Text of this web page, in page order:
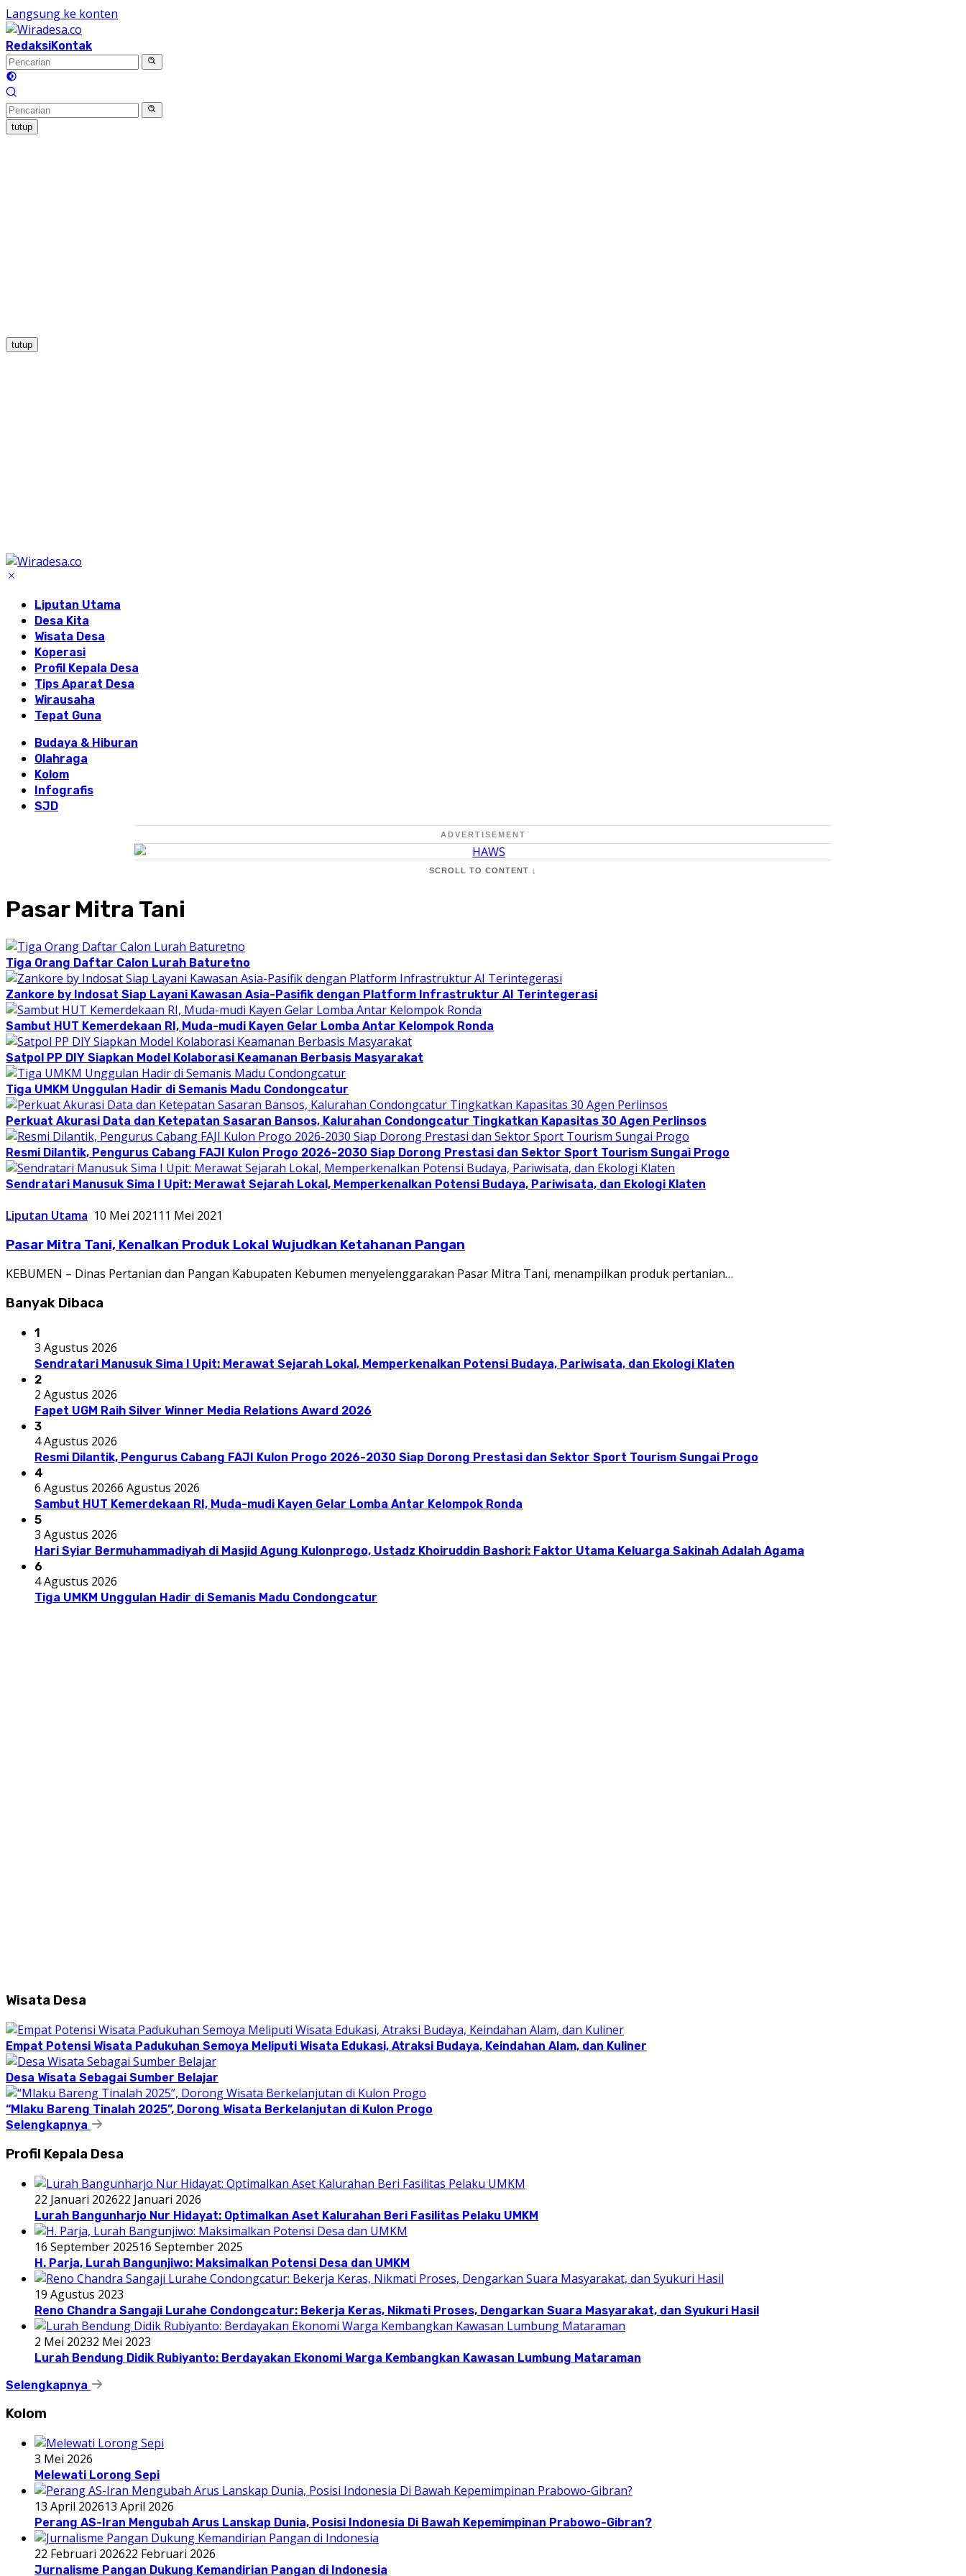
Langsung ke konten
RedaksiKontak
tutup
tutup
Liputan Utama
Desa Kita
Wisata Desa
Koperasi
Profil Kepala Desa
Tips Aparat Desa
Wirausaha
Tepat Guna
Budaya & Hiburan
Olahraga
Kolom
Infografis
SJD
ADVERTISEMENT
SCROLL TO CONTENT ↓
Pasar Mitra Tani
Tiga Orang Daftar Calon Lurah Baturetno
Zankore by Indosat Siap Layani Kawasan Asia-Pasifik dengan Platform Infrastruktur AI Terintegerasi
Sambut HUT Kemerdekaan RI, Muda-mudi Kayen Gelar Lomba Antar Kelompok Ronda
Satpol PP DIY Siapkan Model Kolaborasi Keamanan Berbasis Masyarakat
Tiga UMKM Unggulan Hadir di Semanis Madu Condongcatur
Perkuat Akurasi Data dan Ketepatan Sasaran Bansos, Kalurahan Condongcatur Tingkatkan Kapasitas 30 Agen Perlinsos
Resmi Dilantik, Pengurus Cabang FAJI Kulon Progo 2026-2030 Siap Dorong Prestasi dan Sektor Sport Tourism Sungai Progo
Sendratari Manusuk Sima I Upit: Merawat Sejarah Lokal, Memperkenalkan Potensi Budaya, Pariwisata, dan Ekologi Klaten
Liputan Utama 10 Mei 2021 11 Mei 2021
Pasar Mitra Tani, Kenalkan Produk Lokal Wujudkan Ketahanan Pangan
KEBUMEN – Dinas Pertanian dan Pangan Kabupaten Kebumen menyelenggarakan Pasar Mitra Tani, menampilkan produk pertanian…
Banyak Dibaca
1
3 Agustus 2026
Sendratari Manusuk Sima I Upit: Merawat Sejarah Lokal, Memperkenalkan Potensi Budaya, Pariwisata, dan Ekologi Klaten
2
2 Agustus 2026
Fapet UGM Raih Silver Winner Media Relations Award 2026
3
4 Agustus 2026
Resmi Dilantik, Pengurus Cabang FAJI Kulon Progo 2026-2030 Siap Dorong Prestasi dan Sektor Sport Tourism Sungai Progo
4
6 Agustus 20266 Agustus 2026
Sambut HUT Kemerdekaan RI, Muda-mudi Kayen Gelar Lomba Antar Kelompok Ronda
5
3 Agustus 2026
Hari Syiar Bermuhammadiyah di Masjid Agung Kulonprogo, Ustadz Khoiruddin Bashori: Faktor Utama Keluarga Sakinah Adalah Agama
6
4 Agustus 2026
Tiga UMKM Unggulan Hadir di Semanis Madu Condongcatur
Wisata Desa
Empat Potensi Wisata Padukuhan Semoya Meliputi Wisata Edukasi, Atraksi Budaya, Keindahan Alam, dan Kuliner
Desa Wisata Sebagai Sumber Belajar
“Mlaku Bareng Tinalah 2025”, Dorong Wisata Berkelanjutan di Kulon Progo
Selengkapnya
Profil Kepala Desa
22 Januari 202622 Januari 2026
Lurah Bangunharjo Nur Hidayat: Optimalkan Aset Kalurahan Beri Fasilitas Pelaku UMKM
16 September 202516 September 2025
H. Parja, Lurah Bangunjiwo: Maksimalkan Potensi Desa dan UMKM
19 Agustus 2023
Reno Chandra Sangaji Lurahe Condongcatur: Bekerja Keras, Nikmati Proses, Dengarkan Suara Masyarakat, dan Syukuri Hasil
2 Mei 20232 Mei 2023
Lurah Bendung Didik Rubiyanto: Berdayakan Ekonomi Warga Kembangkan Kawasan Lumbung Mataraman
Selengkapnya
Kolom
3 Mei 2026
Melewati Lorong Sepi
13 April 202613 April 2026
Perang AS-Iran Mengubah Arus Lanskap Dunia, Posisi Indonesia Di Bawah Kepemimpinan Prabowo-Gibran?
22 Februari 202622 Februari 2026
Jurnalisme Pangan Dukung Kemandirian Pangan di Indonesia